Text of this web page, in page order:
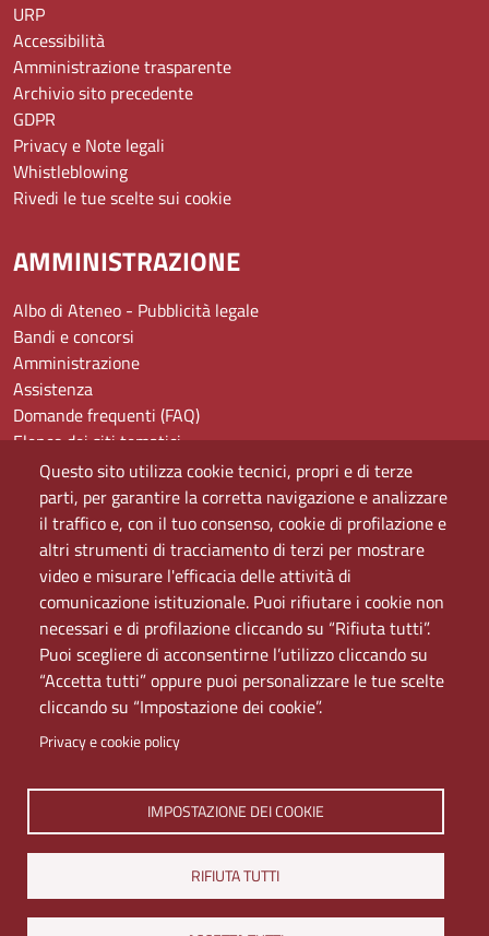
Questo sito utilizza cookie tecnici, propri e di terze
parti, per garantire la corretta navigazione e analizzare
il traffico e, con il tuo consenso, cookie di profilazione e
altri strumenti di tracciamento di terzi per mostrare
video e misurare l'efficacia delle attività di
comunicazione istituzionale. Puoi rifiutare i cookie non
necessari e di profilazione cliccando su “Rifiuta tutti”.
Puoi scegliere di acconsentirne l’utilizzo cliccando su
“Accetta tutti” oppure puoi personalizzare le tue scelte
cliccando su “Impostazione dei cookie”.
Privacy e cookie policy
IMPOSTAZIONE DEI COOKIE
RIFIUTA TUTTI
URP
Accessibilità
Amministrazione trasparente
Archivio sito precedente
GDPR
Privacy e Note legali
Whistleblowing
Rivedi le tue scelte sui cookie
AMMINISTRAZIONE
Albo di Ateneo - Pubblicità legale
Bandi e concorsi
Amministrazione
Assistenza
Domande frequenti (FAQ)
Elenco dei siti tematici
Mappa del sito
PEC
Rete Wi-Fi Eduroam
Servizio Proxy
Guida all’uso del portale
Università di Napoli L'Orientale. Palazzo Du Mesnil -
Via Chiatamone 61/62 - 80121 Napoli
Tel. +390816909000 | Partita IVA 00297640633 | PEC:
ateneo@pec.unior.it